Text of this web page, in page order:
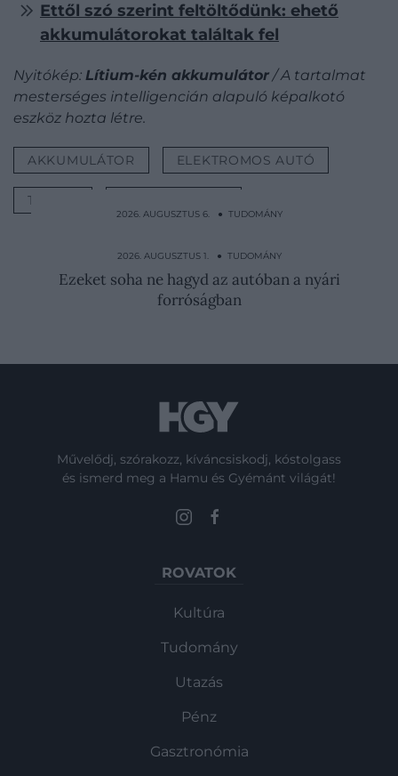
Ettől szó szerint feltöltődünk: ehető
akkumulátorokat találtak fel
Nyitókép: Lítium-kén akkumulátor / A tartalmat
mesterséges intelligencián alapuló képalkotó
eszköz hozta létre.
AKKUMULÁTOR ELEKTROMOS AUTÓ
TÖLTÉS
2026. AUGUSZTUS 6. ● TUDOMÁNY
rettegnek tőle
2026. AUGUSZTUS 1. ● TUDOMÁNY
Ezeket soha ne hagyd az autóban a nyári
forróságban
Művelődj, szórakozz, kíváncsiskodj, kóstolgass
és ismerd meg a Hamu és Gyémánt világát!
ROVATOK
Kultúra
Tudomány
Utazás
Pénz
Gasztronómia